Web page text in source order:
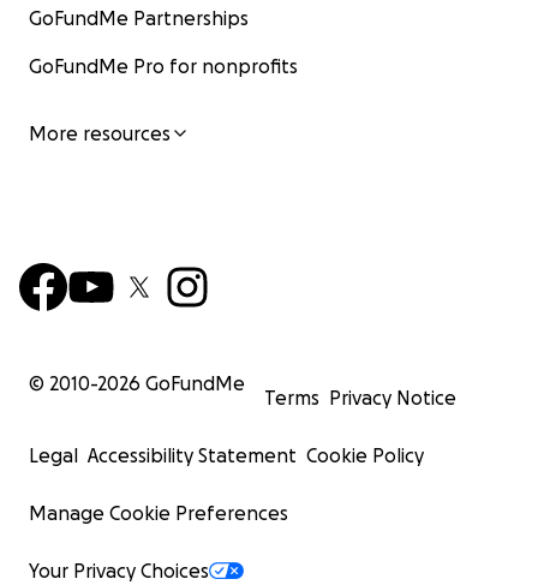
GoFundMe Partnerships
GoFundMe Pro for nonprofits
More resources
© 2010-2026 GoFundMe
Terms Privacy Notice
Legal Accessibility Statement Cookie Policy
Manage Cookie Preferences
Your Privacy Choices